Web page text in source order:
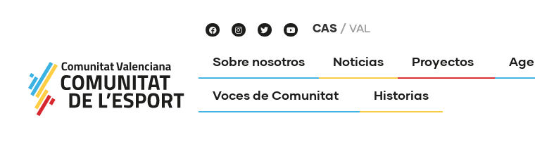
CAS VAL
Sobre nosotros Noticias Proyectos
Voces de Comunitat Historias